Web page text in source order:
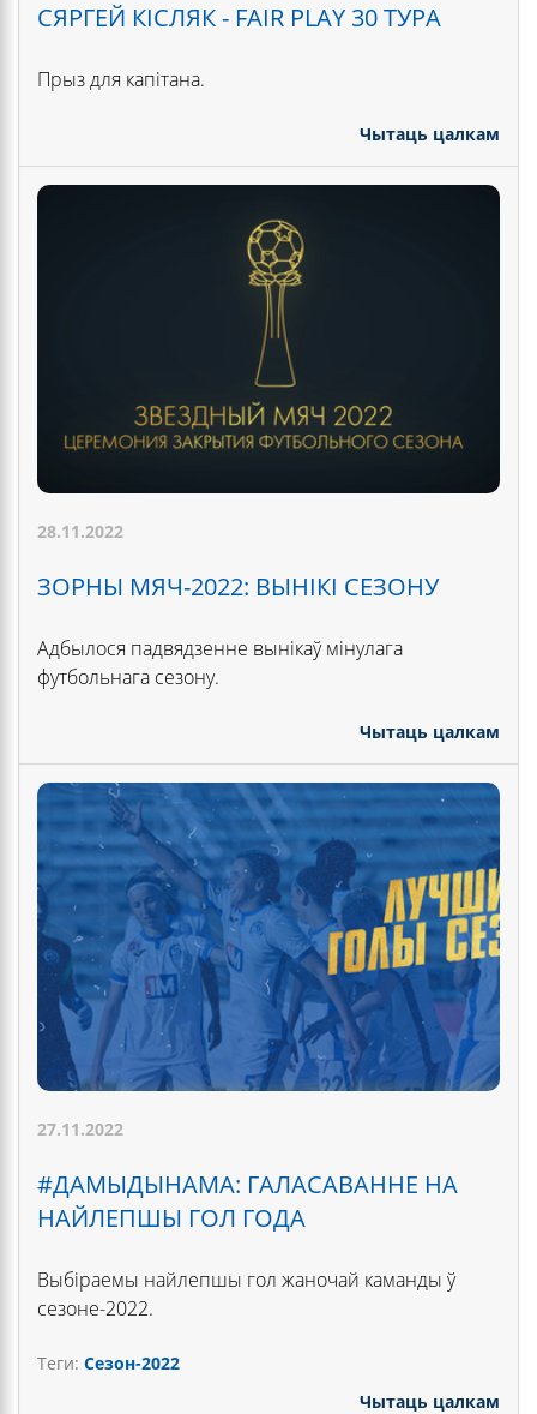
СЯРГЕЙ КІСЛЯК - FAIR PLAY 30 ТУРА
Прыз для капітана.
Чытаць цалкам
28.11.2022
ЗОРНЫ МЯЧ-2022: ВЫНІКІ СЕЗОНУ
Адбылося падвядзенне вынікаў мінулага
футбольнага сезону.
Чытаць цалкам
27.11.2022
#ДАМЫДЫНАМА: ГАЛАСАВАННЕ НА
НАЙЛЕПШЫ ГОЛ ГОДА
Выбіраемы найлепшы гол жаночай каманды ў
сезоне-2022.
Теги: Сезон-2022
Чытаць цалкам